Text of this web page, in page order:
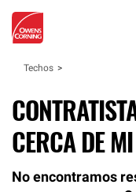
Techos
CERCA DE
No encontramos